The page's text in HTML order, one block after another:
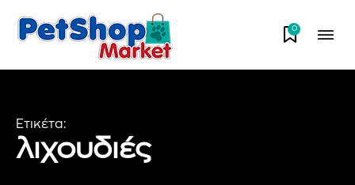
0
Ετικέτα:
λιχουδιές